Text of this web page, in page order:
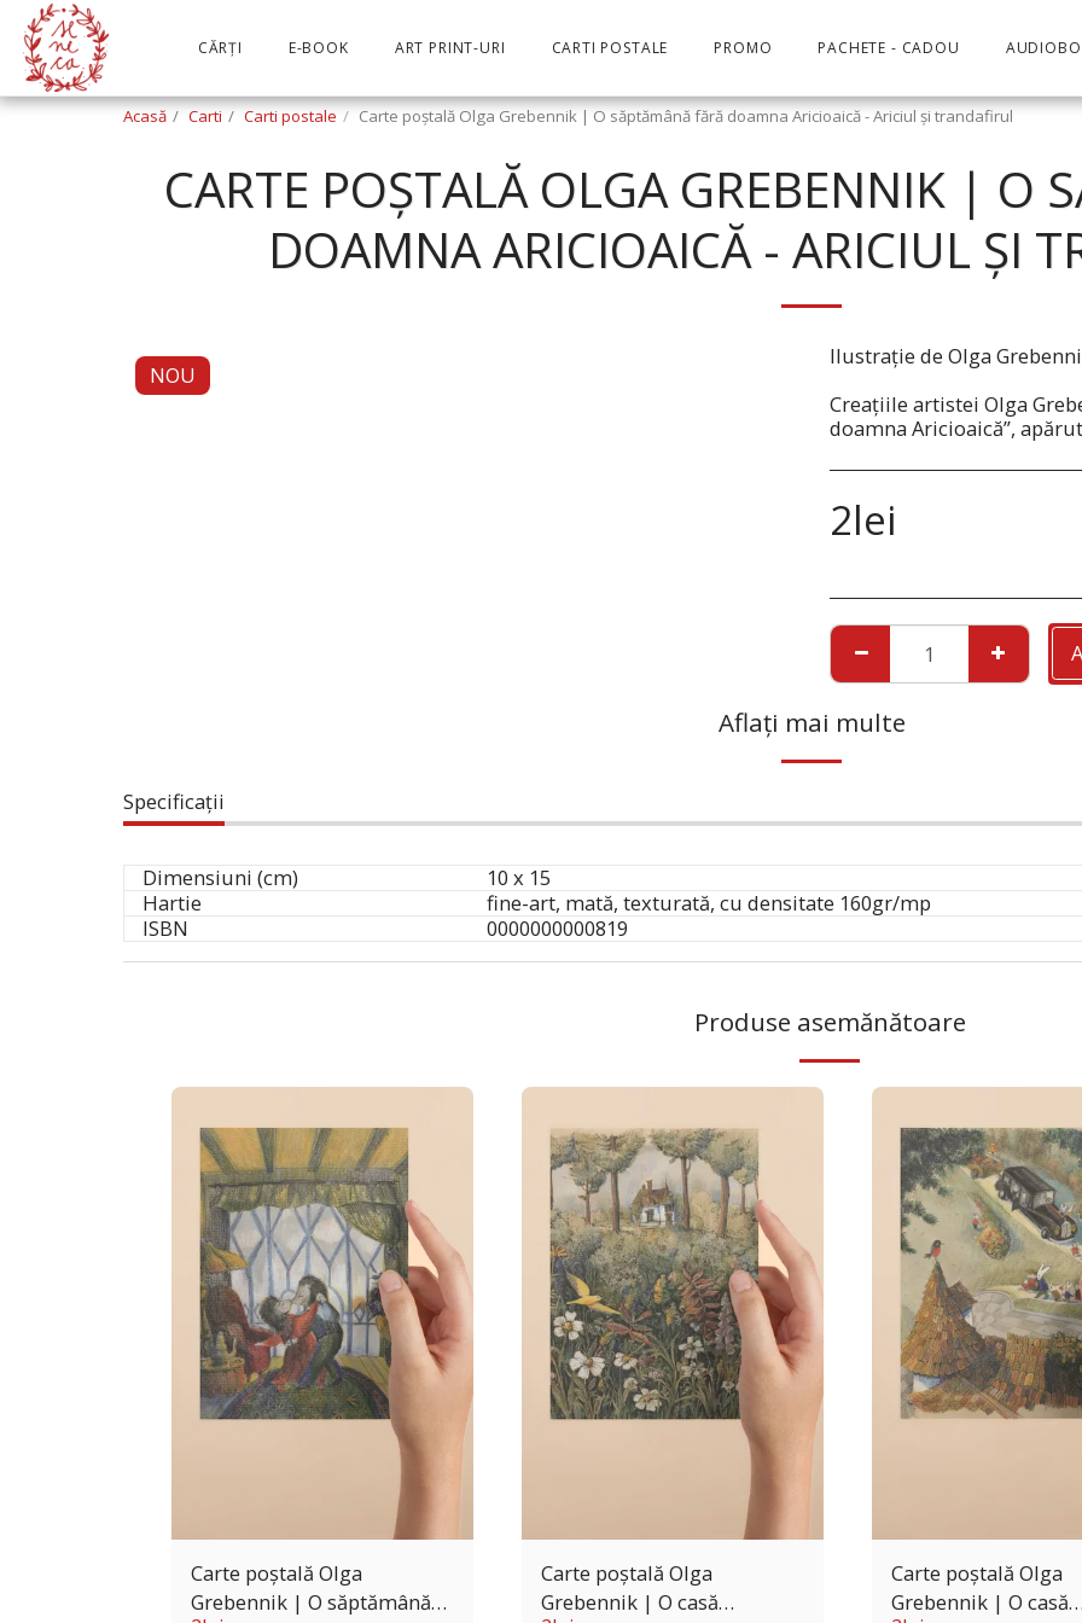
CĂRȚI E-BOOK ART PRINT-URI CARTI POSTALE PROMO PACHETE - CADOU
Acasă Carti Carti postale Carte poștală Olga Grebennik | O săptămână fără doamna Aricioaică - Ariciul și trandafirul
CARTE POȘTALĂ OLGA GREBENNIK | O
DOAMNA ARICIOAICĂ - ARICIUL ȘI
NOU
Ilustrație de Olga
Creațiile artistei Olga
doamna Aricioaică”,
2lei
Aflați mai multe
Specificații
Dimensiuni (cm)
10 x 15
Hartie
fine-art, mată, texturată, cu densitate 160gr/mp
ISBN
0000000000819
Produse asemănătoare
Carte poștală Olga
Grebennik | O săptămână
Carte poștală Olga
Grebennik | O casă
Carte poștală Olga
Grebennik | O casă